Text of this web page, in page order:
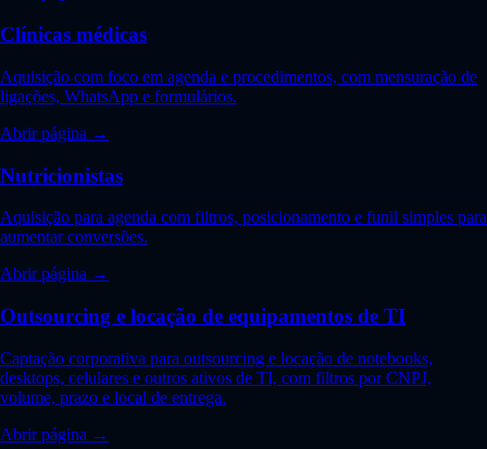
Clínicas médicas
Aquisição com foco em agenda e procedimentos, com mensuração de
ligações, WhatsApp e formulários.
Abrir página →
Nutricionistas
Aquisição para agenda com filtros, posicionamento e funil simples para
aumentar conversões.
Abrir página →
Outsourcing e locação de equipamentos de TI
Captação corporativa para outsourcing e locação de notebooks,
desktops, celulares e outros ativos de TI, com filtros por CNPJ,
volume, prazo e local de entrega.
Abrir página →